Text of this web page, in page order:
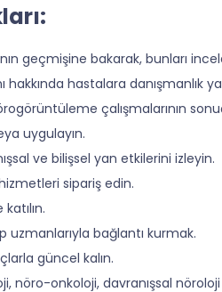
geçmişine bakarak, bunları
hakkında hastalara danışmanlık
çalışmalarının
uygulayın.
ve bilişsel yan etkilerini izleyin.
sipariş edin.
uzmanlarıyla bağlantı kurmak.
güncel kalın.
nöro-onkoloji, davranışsal